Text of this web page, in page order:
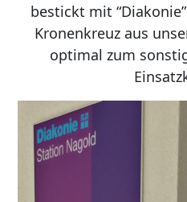
bestickt mit
Kronenkreuz aus
optimal zum